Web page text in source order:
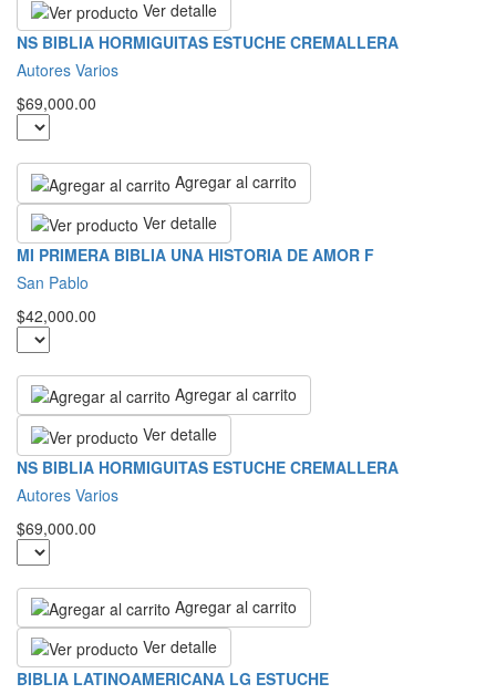
Ver detalle
NS BIBLIA HORMIGUITAS ESTUCHE CREMALLERA
Autores Varios
$69,000.00
Agregar al carrito
Ver detalle
MI PRIMERA BIBLIA UNA HISTORIA DE AMOR F
San Pablo
$42,000.00
Agregar al carrito
Ver detalle
NS BIBLIA HORMIGUITAS ESTUCHE CREMALLERA
Autores Varios
$69,000.00
Agregar al carrito
Ver detalle
BIBLIA LATINOAMERICANA LG ESTUCHE